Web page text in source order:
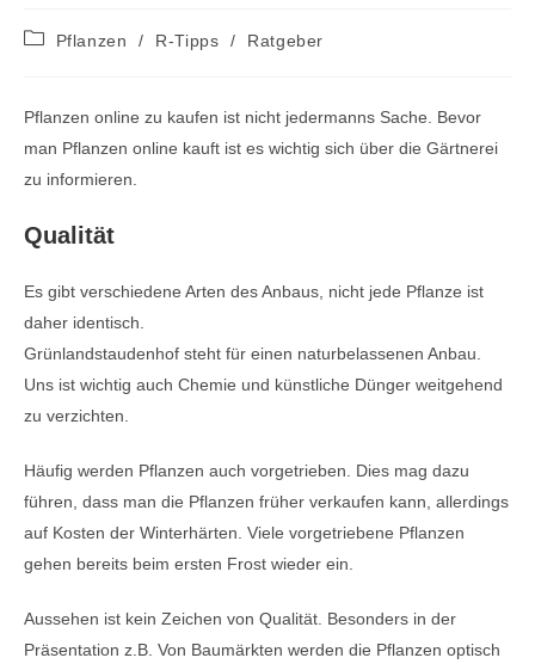
Beitrags-
Pflanzen / R-Tipps / Ratgeber
Pflanzen online zu kaufen ist nicht jedermanns Sache. Bevor
man Pflanzen online kauft ist es wichtig sich über die Gärtnerei
zu informieren.
Qualität
Es gibt verschiedene Arten des Anbaus, nicht jede Pflanze ist
daher identisch.
Grünlandstaudenhof steht für einen naturbelassenen Anbau.
Uns ist wichtig auch Chemie und künstliche Dünger weitgehend
zu verzichten.
Häufig werden Pflanzen auch vorgetrieben. Dies mag dazu
führen, dass man die Pflanzen früher verkaufen kann, allerdings
auf Kosten der Winterhärten. Viele vorgetriebene Pflanzen
gehen bereits beim ersten Frost wieder ein.
Aussehen ist kein Zeichen von Qualität. Besonders in der
Präsentation z.B. Von Baumärkten werden die Pflanzen optisch